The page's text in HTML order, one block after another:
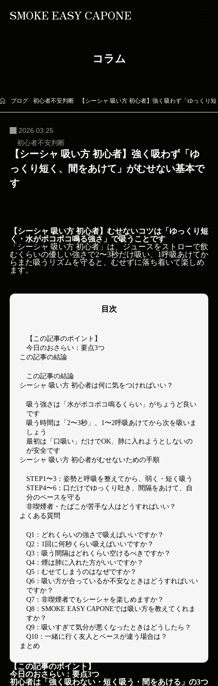
SMOKE EASY CAPONE
コラム
ブログ 初心者不安判断 【シーシャ 吸い方 初心者】強く吸わず「ゆっくり
2026.03.25
初心者不安判断
【シーシャ 吸い方 初心者】強く吸わず「ゆ
っくり短く、間をあけて」がむせない基本で
す
【シーシャ 吸い方 初心者】むせないコツは「ゆっくり短
く・水がポコポコ鳴る強さ」で吸うことです
「シーシャ 吸い方 初心者」は、ジュースをストローで飲
むくらいの優しい強さで2〜3秒だけ吸い、1呼吸あけてか
らまた吸うリズムを守ると、むせずに落ち着いて楽しめ
ます。
目次
【この記事のポイント】
今日のおさらい：要点3つ
この記事の結論
この記事の結論
シーシャ 吸い方 初心者は何に気をつければいい？
吸う強さは「水がポコポコ鳴るくらい」がちょうど良い
です
吸う時間は「2〜3秒」、1〜2呼吸あけてから次を吸いま
しょう
最初は「口吸い」だけでOK、肺に入れようとしないの
が安全です
シーシャ 吸い方 初心者がむせないための手順
STEP1〜3：姿勢と呼吸を整えてから、弱く・短く吸う
STEP4〜6：口だけでゆっくり吐き、間隔をあけて、自
分のペースを守る
非喫煙者・たばこが苦手な人はどうすればいい？
よくある質問
Q1：どれくらいの強さで吸えばいいですか？
Q2：1回に何秒くらい吸えばいいですか？
Q3：吸う間隔はどれくらい空けるべきですか？
Q4：煙は肺に入れた方がいいですか？
Q5：むせてしまうのはなぜですか？
Q6：吸い方が合っているか不安なときはどうすればいい
ですか？
Q7：非喫煙者でもシーシャを楽しめますか？
Q8：SMOKE EASY CAPONEでは吸い方を教えてくれま
すか？
Q9：吸いすぎて気分が悪くなったときはどうしたら？
Q10：一緒に行く友人とペースが違う場合は？
まとめ
【この記事のポイント】
今日のおさらい：要点3つ
初心者は「強く吸わない・短く吸う・間をあける」の3つ